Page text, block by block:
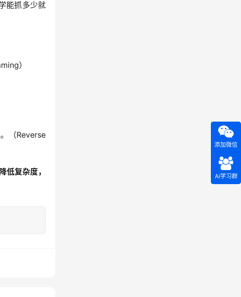
能抓多少就
）
（Reverse
低复杂度，
添加微信
Ai学习群